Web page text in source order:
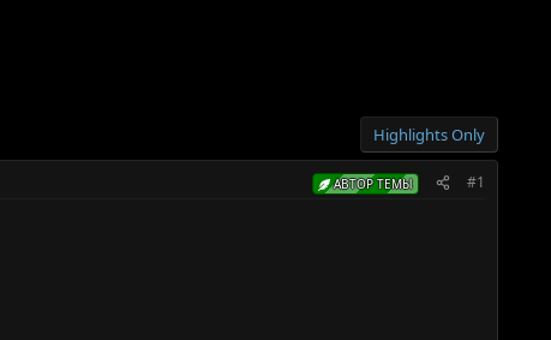
Highlights Only
АВТОР ТЕМЫ #1